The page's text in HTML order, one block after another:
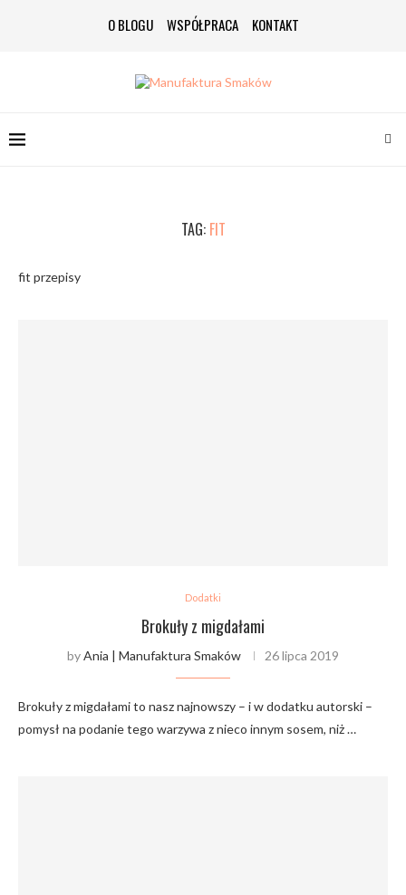
O BLOGU WSPÓŁPRACA KONTAKT
TAG: FIT
fit przepisy
Dodatki
Brokuły z migdałami
byAnia | Manufaktura Smaków 26 lipca 2019
Brokuły z migdałami to nasz najnowszy – i w dodatku autorski –
pomysł na podanie tego warzywa z nieco innym sosem, niż …